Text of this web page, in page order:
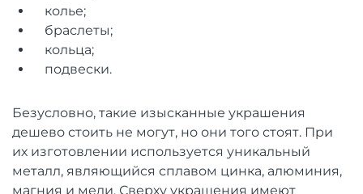
колье;
браслеты;
кольца;
подвески.
Безусловно, такие изысканные украшения
дешево стоить не могут, но они того стоят. При
их изготовлении используется уникальный
металл, являющийся сплавом цинка, алюминия,
магния и меди. Сверху украшения имеют